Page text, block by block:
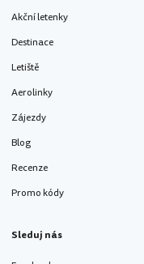
Akční letenky
Destinace
Letiště
Aerolinky
Zájezdy
Blog
Recenze
Promo kódy
Sleduj nás